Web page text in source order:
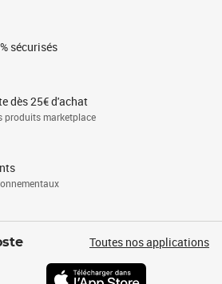
sécurisés
dès 25€ d'achat
produits marketplace
Toutes nos applications